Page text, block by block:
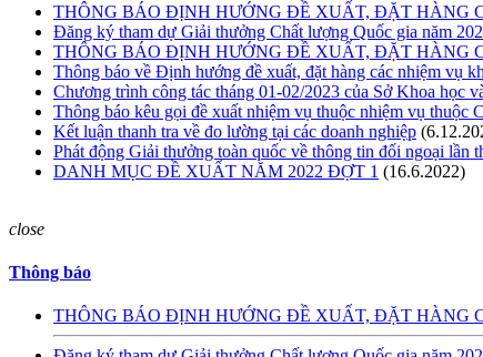
THÔNG BÁO ĐỊNH HƯỚNG ĐỀ XUẤT, ĐẶT HÀNG
Đăng ký tham dự Giải thưởng Chất lượng Quốc gia năm
THÔNG BÁO ĐỊNH HƯỚNG ĐỀ XUẤT, ĐẶT HÀNG
Thông báo về Định hướng đề xuất, đặt hàng các nhiệm vụ
Chương trình công tác tháng 01-02/2023 của Sở Khoa học
Thông báo kêu gọi đề xuất nhiệm vụ thuộc nhiệm vụ
Kết luận thanh tra về đo lường tại các doanh nghiệp
Phát động Giải thưởng toàn quốc về thông tin đối ngoại lần
DANH MỤC ĐỀ XUẤT NĂM 2022 ĐỢT 1 (16.6.2022)
close
Thông báo
THÔNG BÁO ĐỊNH HƯỚNG ĐỀ XUẤT, ĐẶT HÀNG